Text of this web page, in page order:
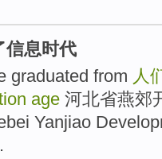
信息时代
graduated from 人
age 河北省燕郊
Yanjiao